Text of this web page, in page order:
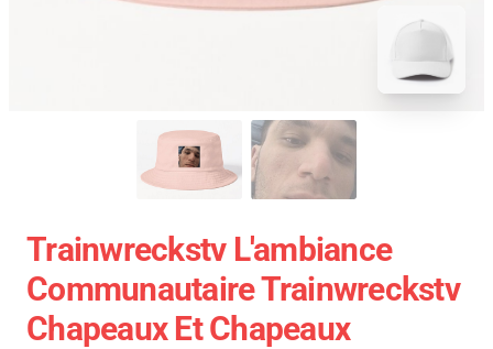
Trainwreckstv L'ambiance
Communautaire Trainwreckstv
Chapeaux Et Chapeaux